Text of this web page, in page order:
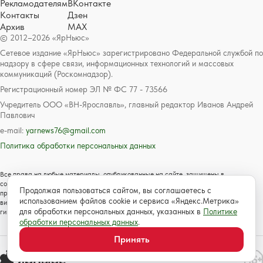
© 2012–2026 «ЯрНьюс»
Сетевое издание «ЯрНьюс» зарегистрировано Федеральной службой по
надзору в сфере связи, информационных технологий и массовых
коммуникаций (Роскомнадзор).
Регистрационный номер ЭЛ № ФС 77 - 73566
Учредитель ООО «ВН-Ярославль», главный редактор Иванов Андрей
Павлович
e-mail: yarnews76@gmail.com
Политика обработки персональных данных
Все права на любые материалы, опубликованные на сайте, защищены в
соответствии с российским и международным законодательством об авторском
праве и смежных правах. Любое использование текстовых, фото, аудио и
видеоматериалов возможно только с согласия правообладателя с обязательной
гиперссылкой на сайт https://www.yarnews.net; Для детей старше 16 лет.
Рекламодателям
Контакты
Архив
ВКонтакте
Дзен
MAX
Продолжая пользоваться сайтом, вы соглашаетесь с
использованием файлов cookie и сервиса «Яндекс.Метрика»
для обработки персональных данных, указанных в Политике
обработки персональных данных.
Принять